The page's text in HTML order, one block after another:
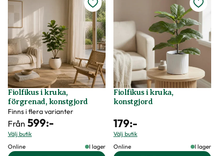
Fiolfikus i kruka,
förgrenad, konstgjord
Finns i flera varianter
Från 599:-
Välj butik
Online
I lager
Fiolfikus i kruka,
konstgjord
179:-
Välj butik
Online
I lager